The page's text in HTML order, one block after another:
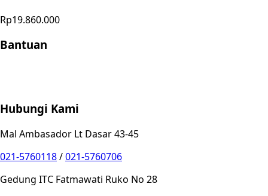
Rp19.860.000
Bantuan
Hubungi Kami
Mal Ambasador Lt Dasar 43-45
021-5760118/021-5760706
Gedung ITC Fatmawati Ruko No 28